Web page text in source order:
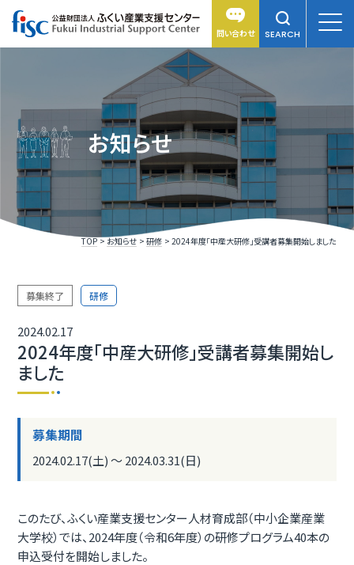
問い合わせ SEARCH
お知らせ
TOP お知らせ 研修 2024年度「中産大研修」受講者募集開始しました
募集終了 研修
2024.02.17
2024年度「中産大研修」受講者募集開始し
ました
募集期間
2024.02.17(土) ～ 2024.03.31(日)
このたび、ふくい産業支援センター人材育成部（中小企業産業
大学校）では、2024年度（令和6年度）の研修プログラム40本の
申込受付を開始しました。